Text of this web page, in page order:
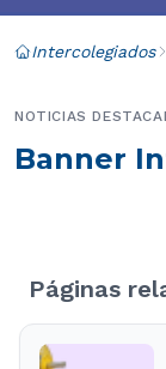
Intercolegiados
Banner
NOTICIAS
Páginas